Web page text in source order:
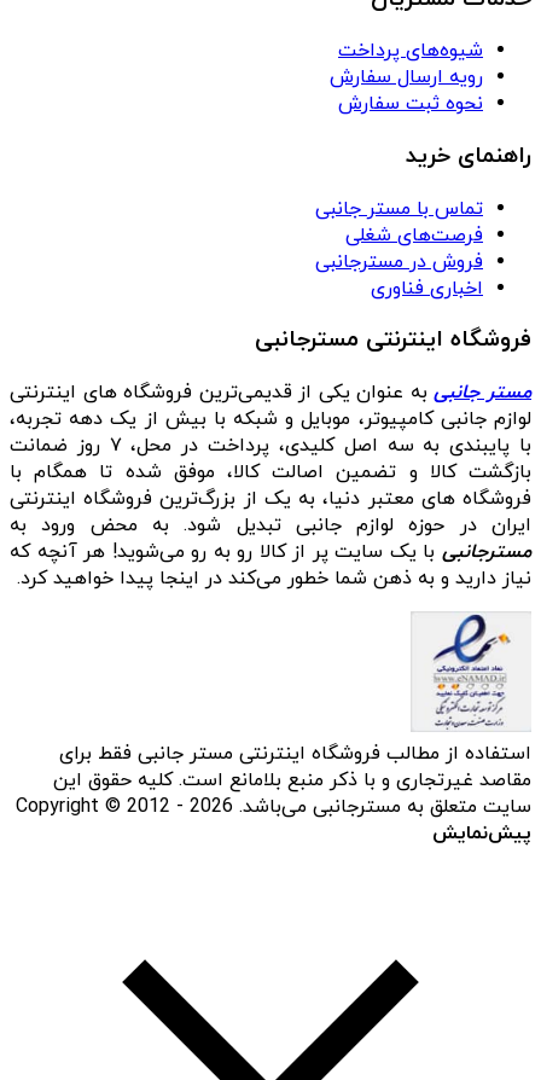
شیوه‌های پرداخت
رویه ارسال سفارش
نحوه ثبت سفارش
راهنمای خرید
تماس با مستر جانبی
فرصت‌های شغلی
فروش در مسترجانبی
اخباری فناوری
فروشگاه اینترنتی مسترجانبی
مستر جانبیبه عنوان یکی از قدیمی‌ترین فروشگاه های اینترنتی
لوازم جانبی کامپیوتر، موبایل و شبکه با بیش از یک دهه تجربه،
با پایبندی به سه اصل کلیدی، پرداخت در محل، ۷ روز ضمانت
بازگشت کالا و تضمین اصالت کالا، موفق شده تا همگام با
فروشگاه‌ های معتبر دنیا، به یک از بزرگ‌ترین فروشگاه اینترنتی
ایران در حوزه لوازم جانبی تبدیل شود. به محض ورود به
مسترجانبی با یک سایت پر از کالا رو به رو می‌شوید! هر آنچه که
نیاز دارید و به ذهن شما خطور می‌کند در اینجا پیدا خواهید کرد.
استفاده از مطالب فروشگاه اینترنتی مستر جانبی فقط برای
مقاصد غیرتجاری و با ذکر منبع بلامانع است. کلیه حقوق این
سایت متعلق به مسترجانبی می‌باشد. Copyright © 2012 - 2026
پیش‌نمایش